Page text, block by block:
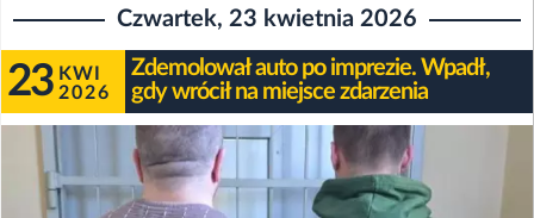
Czwartek, 23 kwietnia 2026
23 KWI
2026
Zdemolował auto po imprezie. Wpadł,
gdy wrócił na miejsce zdarzenia